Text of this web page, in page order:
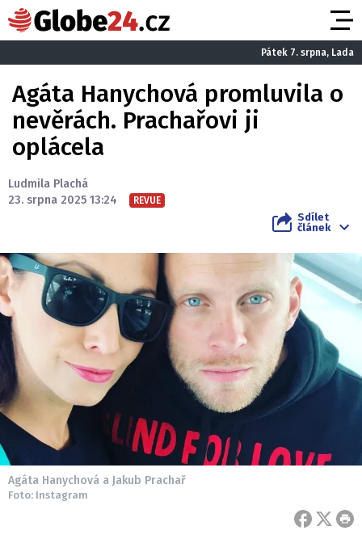
Pátek 7. srpna, Lada
Agáta Hanychová promluvila o
nevěrách. Prachařovi ji
oplácela
Ludmila Plachá
23. srpna 2025 13:24
REVUE
Sdílet
článek
Agáta Hanychová a Jakub Prachař
Foto: Instagram